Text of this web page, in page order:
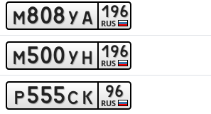
m808y a 196
RUS
m500y h 196
RUS
p555c k 96
RUS